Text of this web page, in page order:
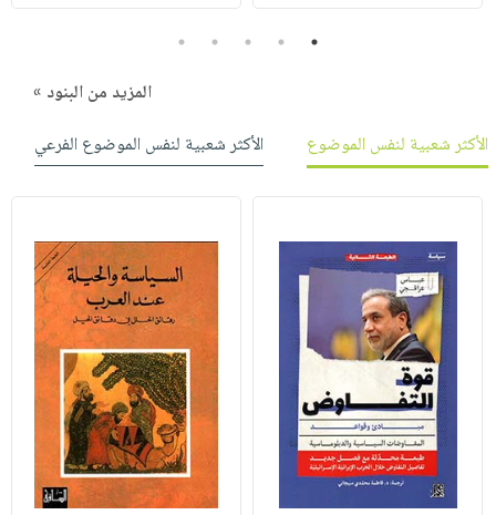
1
2
3
4
5
المزيد من البنود »
الأكثر شعبية لنفس الموضوع
الأكثر شعبية لنفس الموضوع الفرعي